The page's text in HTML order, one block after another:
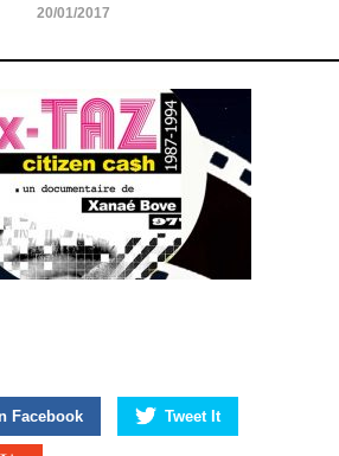
20/01/2017
Facebook Tweet It